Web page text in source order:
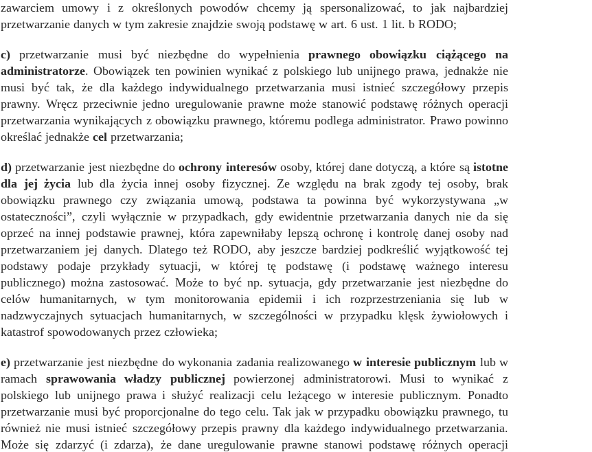
zawarciem umowy i z określonych powodów chcemy ją spersonalizować, to jak najbardziej
przetwarzanie danych w tym zakresie znajdzie swoją podstawę w art. 6 ust. 1 lit. b RODO;
c) przetwarzanie musi być niezbędne do wypełnieniaprawnego obowiązku ciążącego na
administratorze. Obowiązek ten powinien wynikać z polskiego lub unijnego prawa, jednakże nie
musi być tak, że dla każdego indywidualnego przetwarzania musi istnieć szczegółowy przepis
prawny. Wręcz przeciwnie jedno uregulowanie prawne może stanowić podstawę różnych operacji
przetwarzania wynikających z obowiązku prawnego, któremu podlega administrator. Prawo powinno
określać jednakże cel przetwarzania;
d) przetwarzanie jest niezbędne doochrony interesówosoby, której dane dotyczą, a które sąistotne
dla jej życia lub dla życia innej osoby fizycznej. Ze względu na brak zgody tej osoby, brak
obowiązku prawnego czy związania umową, podstawa ta powinna być wykorzystywana „w
ostateczności”, czyli wyłącznie w przypadkach, gdy ewidentnie przetwarzania danych nie da się
oprzeć na innej podstawie prawnej, która zapewniłaby lepszą ochronę i kontrolę danej osoby nad
przetwarzaniem jej danych. Dlatego też RODO, aby jeszcze bardziej podkreślić wyjątkowość tej
podstawy podaje przykłady sytuacji, w której tę podstawę (i podstawę ważnego interesu
publicznego) można zastosować. Może to być np. sytuacja, gdy przetwarzanie jest niezbędne do
celów humanitarnych, w tym monitorowania epidemii i ich rozprzestrzeniania się lub w
nadzwyczajnych sytuacjach humanitarnych, w szczególności w przypadku klęsk żywiołowych i
katastrof spowodowanych przez człowieka;
e) przetwarzanie jest niezbędne do wykonania zadania realizowanegow interesie publicznym lub w
ramach sprawowania władzy publicznej powierzonej administratorowi. Musi to wynikać z
polskiego lub unijnego prawa i służyć realizacji celu leżącego w interesie publicznym. Ponadto
przetwarzanie musi być proporcjonalne do tego celu. Tak jak w przypadku obowiązku prawnego, tu
również nie musi istnieć szczegółowy przepis prawny dla każdego indywidualnego przetwarzania.
Może się zdarzyć (i zdarza), że dane uregulowanie prawne stanowi podstawę różnych operacji